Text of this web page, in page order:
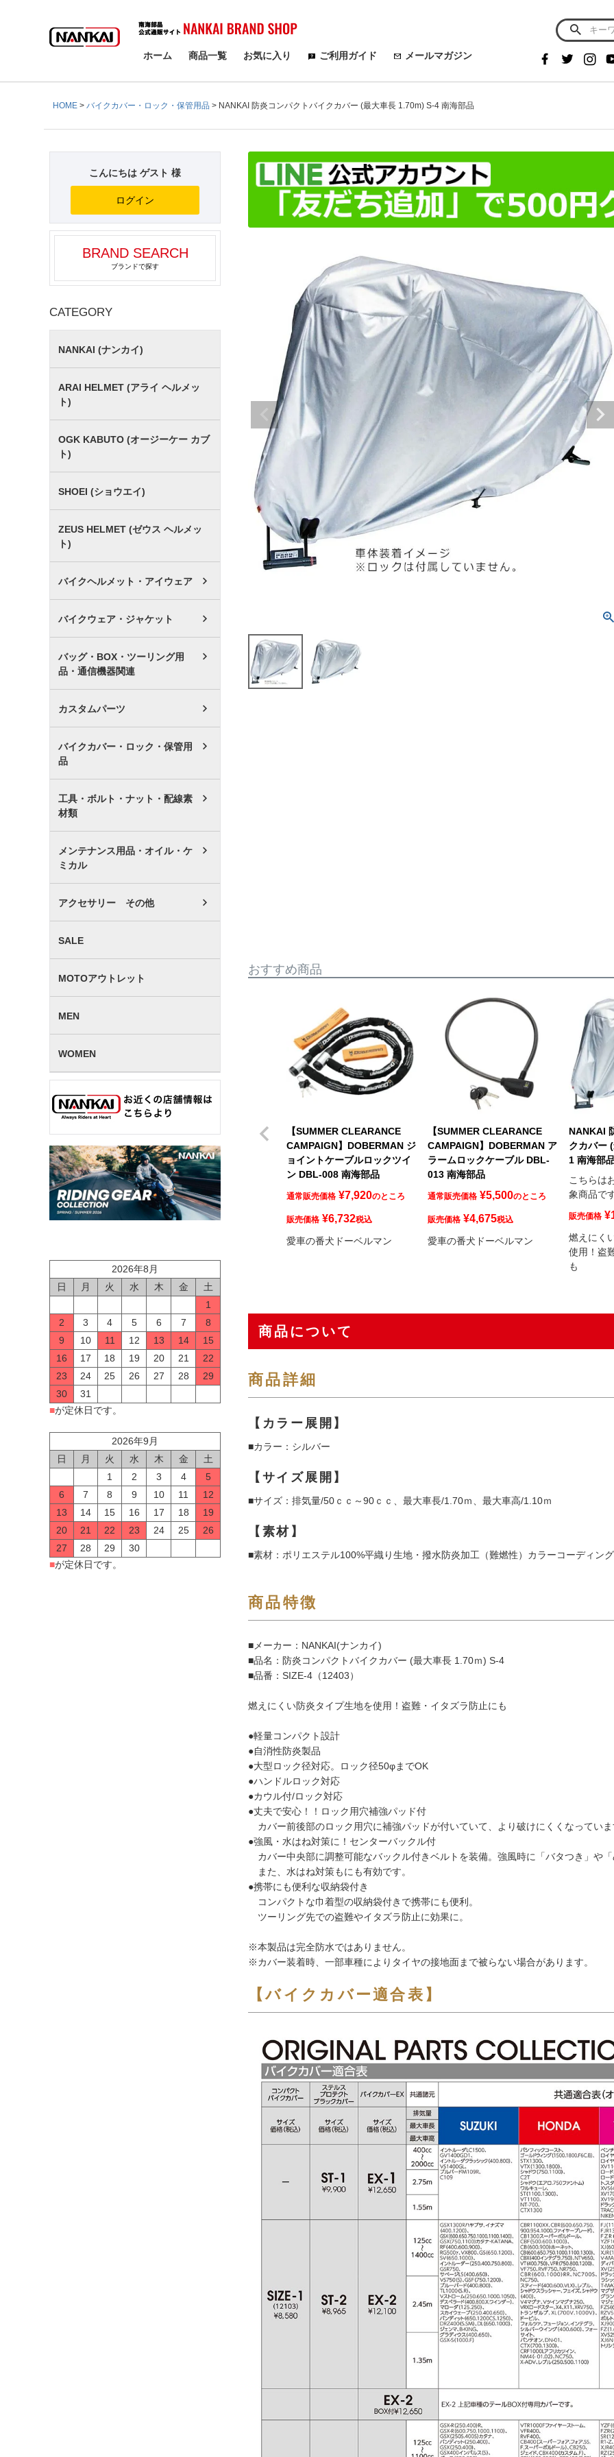
検索
ホーム 商品一覧 お気に入り ご利用ガイド メールマガジン
HOME バイクカバー・ロック・保管用品 NANKAI 防炎コンパクトバイクカバー (最大車長 1.70m) S-4 南海部品
こんにちは ゲスト 様
ログイン
BRAND SEARCH
ブランドで探す
CATEGORY
NANKAI (ナンカイ)
ARAI HELMET (アライ ヘルメッ
ト)
OGK KABUTO (オージーケー カブ
ト)
SHOEI (ショウエイ)
ZEUS HELMET (ゼウス ヘルメッ
ト)
バイクヘルメット・アイウェア
バイクウェア・ジャケット
バッグ・BOX・ツーリング用
品・通信機器関連
カスタムパーツ
バイクカバー・ロック・保管用
品
工具・ボルト・ナット・配線素
材類
メンテナンス用品・オイル・ケ
ミカル
アクセサリー その他
SALE
MOTOアウトレット
MEN
WOMEN
2026年8月
日
月 火 水 木 金
土
1
2
3 4 5 6 7
8
9
10 11 12 13 14
15
16
17 18 19 20 21
22
23
24 25 26 27 28
29
30
31
■が定休日です。
2026年9月
日
月 火 水 木 金
土
1
2 3 4
5
6
7 8 9 10 11
12
13
14 15 16 17 18
19
20
21 22 23 24 25
26
27
28 29
30
■が定休日です。
おすすめ商品
【SUMMER CLEARANCE
CAMPAIGN】DOBERMAN ジ
ョイントケーブルロックツイ
ン DBL-008 南海部品
通常販売価格 ¥7,920のところ
販売価格 ¥6,732税込
愛車の番犬ドーベルマン
【SUMMER CLEARANCE
CAMPAIGN】DOBERMAN ア
ラームロックケーブル DBL-
013 南海部品
通常販売価格 ¥5,500のところ
販売価格 ¥4,675税込
愛車の番犬ドーベルマン
NANKAI
クカバー
1 南海部
こちらは
象商品で
販売価格 ¥
燃えにく
使用！盗
も
商品について
商品詳細
【カラー展開】
■カラー：シルバー
【サイズ展開】
■サイズ：排気量/50ｃｃ～90ｃｃ、最大車長/1.70ｍ、最大車高/1.10ｍ
【素材】
■素材：ポリエステル100%平織り生地・撥水防炎加工（難燃性）カラーコーディング
商品特徴
■メーカー：NANKAI(ナンカイ)
■品名：防炎コンパクトバイクカバー (最大車長 1.70ｍ) S-4
■品番：SIZE-4（12403）
燃えにくい防炎タイプ生地を使用！盗難・イタズラ防止にも
●軽量コンパクト設計
●自消性防炎製品
●大型ロック径対応。ロック径50φまでOK
●ハンドルロック対応
●カウル付/ロック対応
●丈夫で安心！！ロック用穴補強パッド付
カバー前後部のロック用穴に補強パッドが付いていて、より破けにくくなってい
●強風・水はね対策に！センターバックル付
カバー中央部に調整可能なバックル付きベルトを装備。強風時に「バタつき」や
また、水はね対策もにも有効です。
●携帯にも便利な収納袋付き
コンパクトな巾着型の収納袋付きで携帯にも便利。
ツーリング先での盗難やイタズラ防止に効果に。
※本製品は完全防水ではありません。
※カバー装着時、一部車種によりタイヤの接地面まで被らない場合があります。
【バイクカバー適合表】